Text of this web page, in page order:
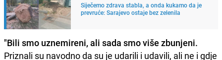
Siječemo zdrava stabla, a onda kukamo da je
prevruće: Sarajevo ostaje bez zelenila
"Bili smo uznemireni, ali sada smo više zbunjeni.
Priznali su navodno da su je udarili i udavili, ali ne i gdje